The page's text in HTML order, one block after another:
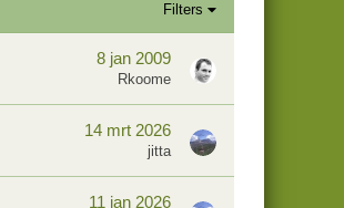
Filters
8 jan 2009
Rkoome
14 mrt 2026
jitta
11 jan 2026